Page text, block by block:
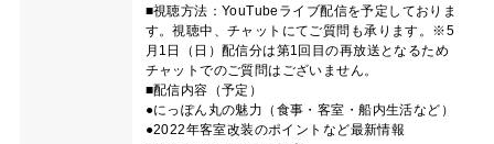
■視聴方法：YouTubeライブ配信を予定しておりま
す。視聴中、チャットにてご質問も承ります。※5
月1日（日）配信分は第1回目の再放送となるため
チャットでのご質問はございません。
■配信内容（予定）
●にっぽん丸の魅力（食事・客室・船内生活など）
●2022年客室改装のポイントなど最新情報